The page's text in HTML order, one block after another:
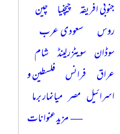
جنوبی افریقہ چیچنیا چین
روس
سعودی عرب
سوڈان سویٹزرلینڈ شام
عراق فرانس فلسطین و
اسرائیل مصر میانمار برما
— مزید عنوانات